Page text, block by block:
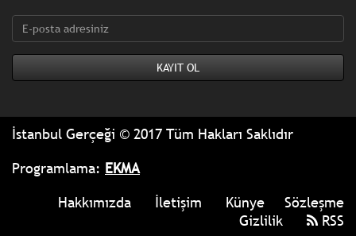
İstanbul Gerçeği © 2017 Tüm Hakları Saklıdır
Programlama: EKMA
Hakkımızda
İletişim Künye
Sözleşme
Gizlilik
RSS